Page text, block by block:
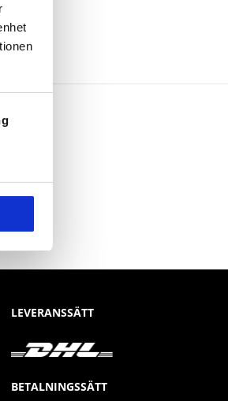
LEVERANSSÄTT
BETALNINGSSÄTT